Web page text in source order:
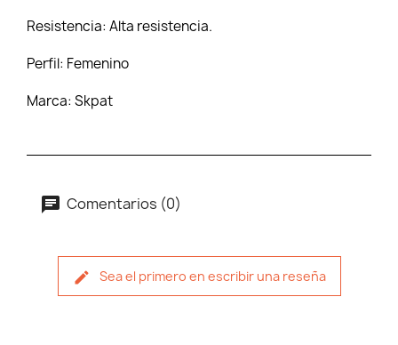
Resistencia: Alta resistencia.
Perfil: Femenino
Marca: Skpat
Comentarios (0)
Sea el primero en escribir una reseña